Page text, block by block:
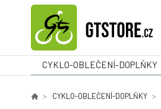
CYKLO-OBLEČENÍ-DOPLŇKY
CYKLO-OBLEČENÍ-DOPLŇKY